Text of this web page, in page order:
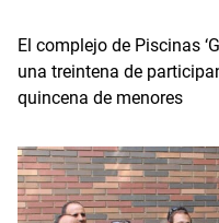
El complejo de Piscinas
una treintena de
quincena de menores